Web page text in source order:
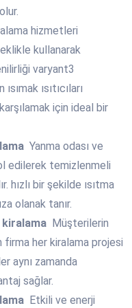
hizmetleri
kullanarak
varyant3
ısıtıcıları
için ideal bir
Yanma odası ve
edilerek temizlenmeli
hızlı bir şekilde ısıtma
olanak tanır.
kiralama Müşterilerin
her kiralama projesi
aynı zamanda
sağlar.
Etkili ve enerji